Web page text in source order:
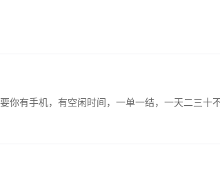
你有手机，有空闲时间，一单一结，一天二三十